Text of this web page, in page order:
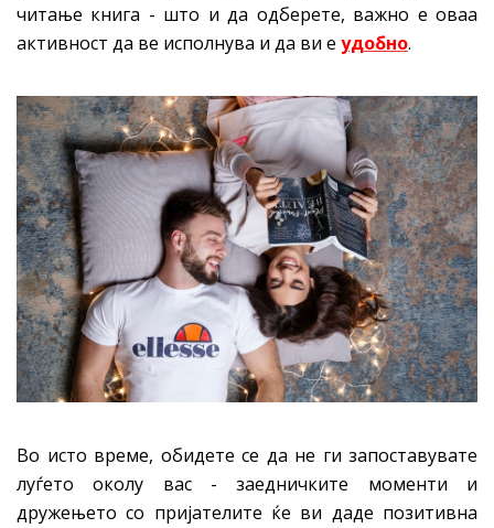
читање книга - што и да одберете, важно е оваа
активност да ве исполнува и да ви е удобно.
Во исто време, обидете се да не ги запоставувате
луѓето околу вас - заедничките моменти и
дружењето со пријателите ќе ви даде позитивна